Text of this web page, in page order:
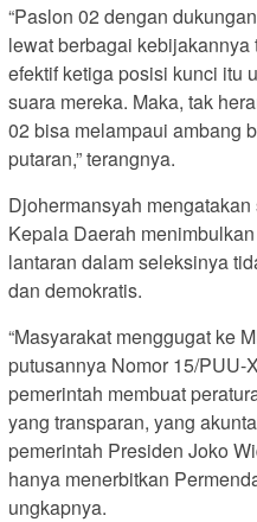
“Paslon 02 dengan
lewat berbagai
efektif ketiga posisi kunci itu
suara mereka. Maka, tak
02 bisa melampaui ambang
putaran,” terangnya.
Djohermansyah
Kepala Daerah
lantaran dalam seleksinya
dan demokratis.
“Masyarakat menggugat ke
putusannya Nomor 15/PUU-
pemerintah membuat
yang transparan, yang
pemerintah Presiden Joko
hanya menerbitkan
ungkapnya.